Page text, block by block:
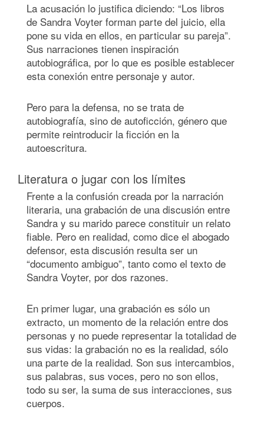
La acusación lo justifica diciendo: “Los libros
de Sandra Voyter forman parte del juicio, ella
pone su vida en ellos, en particular su pareja”.
Sus narraciones tienen inspiración
autobiográfica, por lo que es posible establecer
esta conexión entre personaje y autor.
Pero para la defensa, no se trata de
autobiografía, sino de autoficción, género que
permite reintroducir la ficción en la
autoescritura.
Literatura o jugar con los límites
Frente a la confusión creada por la narración
literaria, una grabación de una discusión entre
Sandra y su marido parece constituir un relato
fiable. Pero en realidad, como dice el abogado
defensor, esta discusión resulta ser un
“documento ambiguo”, tanto como el texto de
Sandra Voyter, por dos razones.
En primer lugar, una grabación es sólo un
extracto, un momento de la relación entre dos
personas y no puede representar la totalidad de
sus vidas: la grabación no es la realidad, sólo
una parte de la realidad. Son sus intercambios,
sus palabras, sus voces, pero no son ellos,
todo su ser, la suma de sus interacciones, sus
cuerpos.